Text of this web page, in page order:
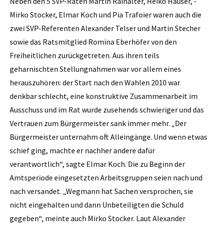
Mirko Stocker, Elmar Koch und Pia Trafoier waren auch die
zwei SVP-Referenten Alexander ­Telser und Martin Stecher
sowie das Ratsmitglied Romina Eberhöfer von den
Freiheitlichen zurückgetreten. Aus ihren teils
geharnischten Stellungnahmen war vor allem eines
herauszuhören: der Start nach den Wahlen 2010 war
denkbar schlecht, eine konstruktive Zusammenarbeit im
Ausschuss und im Rat wurde zusehends schwieriger und das
Vertrauen zum Bürgermeister sank immer mehr. „Der
Bürgermeister unternahm oft Alleingänge. Und wenn etwas
schief ging, machte er nachher andere dafür
verantwortlich“, sagte Elmar Koch. Die zu Beginn der
Amtsperiode eingesetzten Arbeitsgruppen seien nach und
nach versandet. „Wegmann hat Sachen versprochen, sie
nicht eingehalten und dann Unbeteiligten die Schuld
gegeben“, meinte auch Mirko Stocker. Laut Alexander